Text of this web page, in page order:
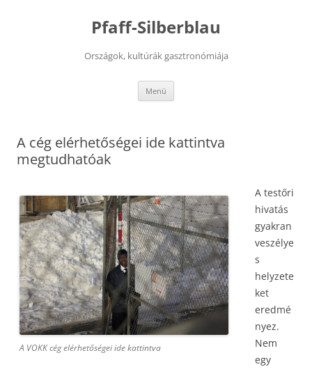
Pfaff-Silberblau
Országok, kultúrák gasztronómiája
Menü
A cég elérhetőségei ide kattintva
megtudhatóak
A VOKK cég elérhetőségei ide kattintva
A testőri
hivatás
gyakran
veszélye
s
helyzete
ket
eredmé
nyez.
Nem
egy